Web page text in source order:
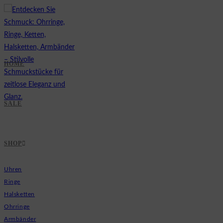
Zum
Inhalt
springen
HOME
SALE
SHOP
Uhren
Ringe
Halsketten
Ohrringe
Armbänder